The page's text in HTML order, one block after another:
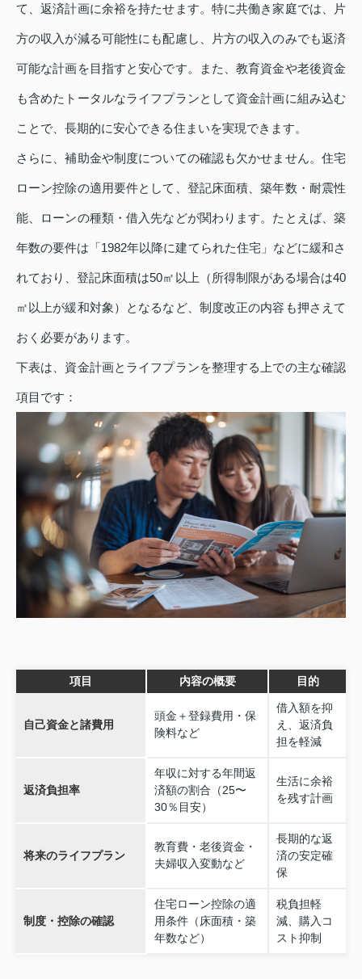
て、返済計画に余裕を持たせます。特に共働き家庭では、片
方の収入が減る可能性にも配慮し、片方の収入のみでも返済
可能な計画を目指すと安心です。また、教育資金や老後資金
も含めたトータルなライフプランとして資金計画に組み込む
ことで、長期的に安心できる住まいを実現できます。
さらに、補助金や制度についての確認も欠かせません。住宅
ローン控除の適用要件として、登記床面積、築年数・耐震性
能、ローンの種類・借入先などが関わります。たとえば、築
年数の要件は「1982年以降に建てられた住宅」などに緩和さ
れており、登記床面積は50㎡以上（所得制限がある場合は40
㎡以上が緩和対象）となるなど、制度改正の内容も押さえて
おく必要があります。
下表は、資金計画とライフプランを整理する上での主な確認
項目です：
項目 内容の概要 目的
自己資金と諸費用
頭金＋登録費用・保
険料など
借入額を抑
え、返済負
担を軽減
返済負担率
年収に対する年間返
済額の割合（25〜
30％目安）
生活に余裕
を残す計画
将来のライフプラン
教育費・老後資金・
夫婦収入変動など
長期的な返
済の安定確
保
制度・控除の確認
住宅ローン控除の適
用条件（床面積・築
年数など）
税負担軽
減、購入コ
スト抑制